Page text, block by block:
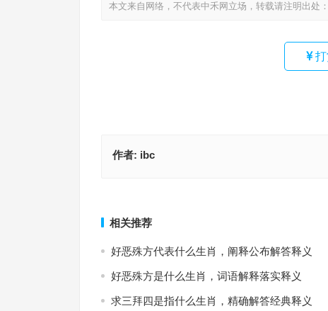
本文来自网络，不代表中禾网立场，转载请注明出处：
打
作者: ibc
相关推荐
好恶殊方代表什么生肖，阐释公布解答释义
好恶殊方是什么生肖，词语解释落实释义
求三拜四是指什么生肖，精确解答经典释义